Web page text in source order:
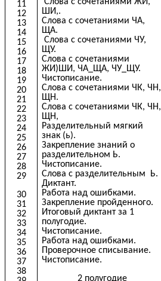
11
12
13
14
15
16
17
18
19
20
21
22
23
24
25
26
27
28
29
30
31
32
33
34
35
36
37
38
ШИ,.
Слова с сочетаниями ЧА,
ЩА.
Слова с сочетаниями ЧУ,
ЩУ.
Слова с сочетаниями
ЖИ)ШИ, ЧА_ЩА, ЧУ_ЩУ.
Чистописание.
Слова с сочетаниями ЧК, ЧН,
ЩН.
Слова с сочетаниями ЧК, ЧН,
ЩН,
Разделительный мягкий
знак (ь).
Закрепление знаний о
разделительном Ь.
Чистописание.
Слова с разделительным Ь.
Диктант.
Работа над ошибками.
Закрепление пройденного.
Итоговый диктант за 1
полугодие.
Чистописание.
Работа над ошибками.
Проверочное списывание.
Чистописание.
2 полугодие